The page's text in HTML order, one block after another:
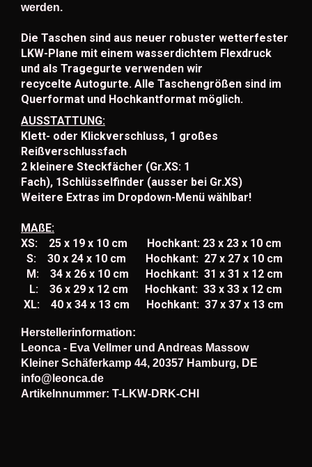
werden.
Die Taschen sind aus neuer robuster wetterfester
LKW-Plane mit einem wasserdichtem Flexdruck
und als Tragegurte verwenden wir
recycelte Autogurte. Alle Taschengrößen sind im
Querformat und Hochkantformat möglich.
AUSSTATTUNG:
Klett- oder Klickverschluss, 1 großes
Reißverschlussfach
2 kleinere Steckfächer (Gr.XS: 1
Fach), 1Schlüsselfinder (ausser bei Gr.XS)
Weitere Extras im Dropdown-Menü wählbar!
MAßE:
XS: 25 x 19 x 10 cm Hochkant: 23 x 23 x 10 cm
S: 30 x 24 x 10 cm Hochkant: 27 x 27 x 10 cm
M: 34 x 26 x 10 cm Hochkant: 31 x 31 x 12 cm
L: 36 x 29 x 12 cm Hochkant: 33 x 33 x 12 cm
XL: 40 x 34 x 13 cm Hochkant: 37 x 37 x 13 cm
Herstellerinformation:
Leonca - Eva Vellmer und Andreas Massow
Kleiner Schäferkamp 44, 20357 Hamburg, DE
info@leonca.de
Artikelnnummer: T-LKW-DRK-CHI